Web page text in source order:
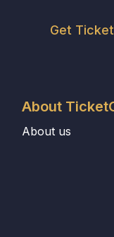
Get
About
About us